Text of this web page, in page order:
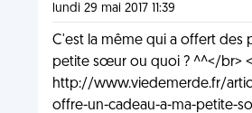
lundi 29 mai 2017 11:39
C'est la même qui a offert des
petite sœur ou quoi ? ^^</br>
http://www.viedemerde.fr/
offre-un-cadeau-a-ma-petite-